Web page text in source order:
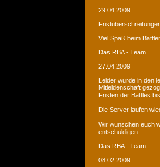
29.04.2009
Viel Spaß beim
Das RBA - Team
27.04.2009
Leider wurde in den
Mitleidenschaft
Fristen der Battles
Die Server laufen
Wir wünschen euch
entschuldigen.
Das RBA - Team
08.02.2009